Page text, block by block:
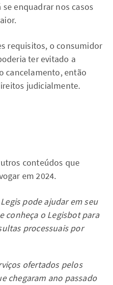
enquadrar nos casos
requisitos, o consumidor
ter evitado a
cancelamento, então
judicialmente.
conteúdos que
em 2024.
pode ajudar em seu
conheça o Legisbot para
processuais por
ofertados pelos
chegaram ano passado